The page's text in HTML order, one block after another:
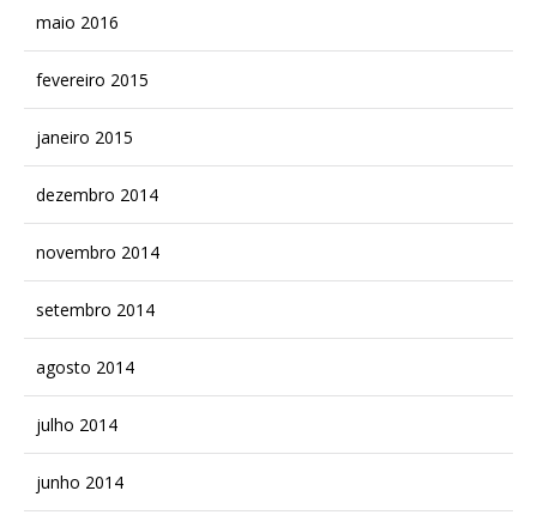
maio 2016
fevereiro 2015
janeiro 2015
dezembro 2014
novembro 2014
setembro 2014
agosto 2014
julho 2014
junho 2014